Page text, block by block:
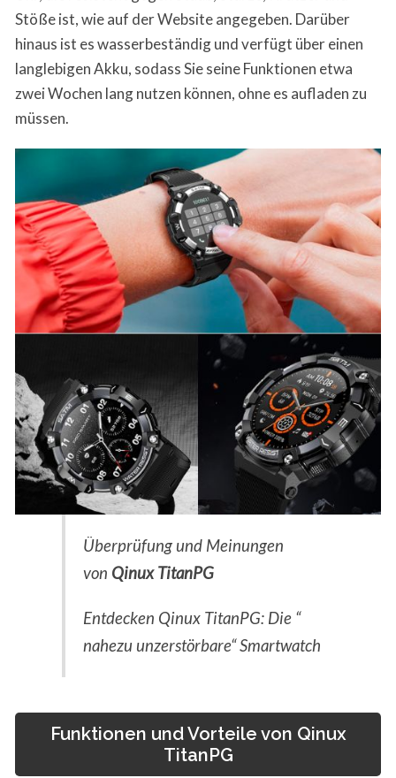
Stöße ist, wie auf der Website angegeben. Darüber
hinaus ist es wasserbeständig und verfügt über einen
langlebigen Akku, sodass Sie seine Funktionen etwa
zwei Wochen lang nutzen können, ohne es aufladen zu
müssen.
Überprüfung und Meinungen
von Qinux TitanPG
Entdecken Qinux TitanPG: Die “
nahezu unzerstörbare“ Smartwatch
Funktionen und Vorteile von Qinux
TitanPG